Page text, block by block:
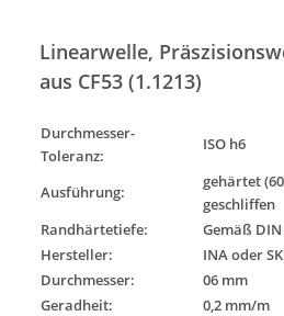
Linearwelle,
aus CF53 (1.1213)
Durchmesser-
Toleranz:
ISO h6
Ausführung:
gehärtet
geschliffen
Randhärtetiefe:
Gemäß DIN
Hersteller:
INA oder
Durchmesser:
06 mm
Geradheit:
0,2 mm/m